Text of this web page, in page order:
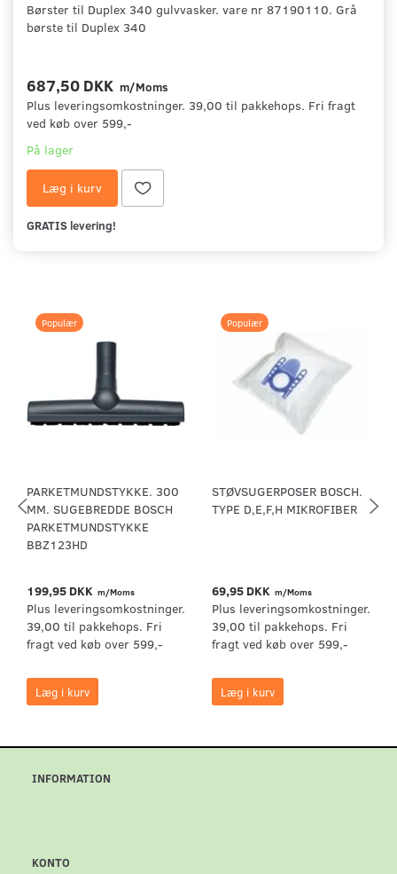
Børster til Duplex 340 gulvvasker. vare nr 87190110. Grå
børste til Duplex 340
687,50 DKK m/Moms
Plus leveringsomkostninger. 39,00 til pakkehops. Fri fragt
ved køb over 599,-
På lager
Læg i kurv
GRATIS levering!
Populær
PARKETMUNDSTYKKE. 300
MM. SUGEBREDDE BOSCH
PARKETMUNDSTYKKE
BBZ123HD
199,95 DKK m/Moms
Plus leveringsomkostninger.
39,00 til pakkehops. Fri
fragt ved køb over 599,-
Læg i kurv
Populær
STØVSUGERPOSER BOSCH.
TYPE D,E,F,H MIKROFIBER
69,95 DKK m/Moms
Plus leveringsomkostninger.
39,00 til pakkehops. Fri
fragt ved køb over 599,-
Læg i kurv
INFORMATION
KONTO